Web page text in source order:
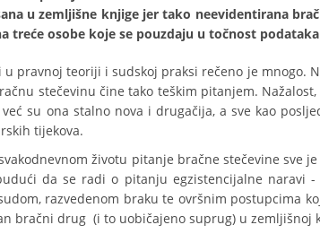
u zemljišne knjige jer tako neevidentirana
treće osobe koje se pouzdaju u točnost
u pravnoj teoriji i sudskoj praksi rečeno je mnogo.
stečevinu čine tako teškim pitanjem.
su ona stalno nova i drugačija, a sve kao
tijekova.
životu pitanje bračne stečevine sve
da se radi o pitanju egzistencijalne naravi
razvedenom braku te ovršnim postupcima
bračni drug (i to uobičajeno suprug) u